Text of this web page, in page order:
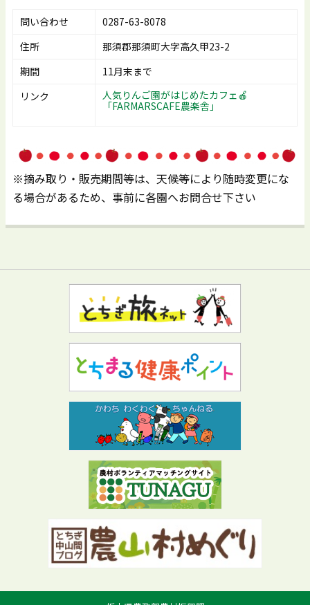
問い合わせ
0287-63-8078
住所
那須郡那須町大字高久甲23-2
期間
11月末まで
リンク
人気りんご園がはじめたカフェ🍎
「FARMARSCAFE農楽舎」
※摘み取り・販売期間等は、天候等により随時変更にな
る場合があるため、事前に各園へお問合せ下さい